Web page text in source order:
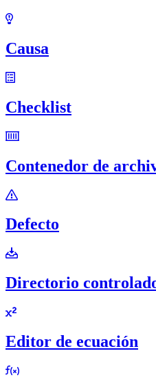
Causa
Checklist
Contenedor de
Defecto
Directorio
Editor de ecuación